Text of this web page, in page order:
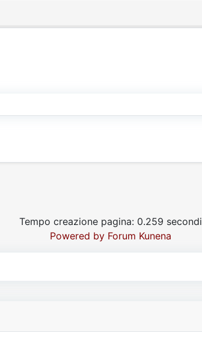
Tempo creazione pagina: 0.259 secondi
Powered by Forum Kunena